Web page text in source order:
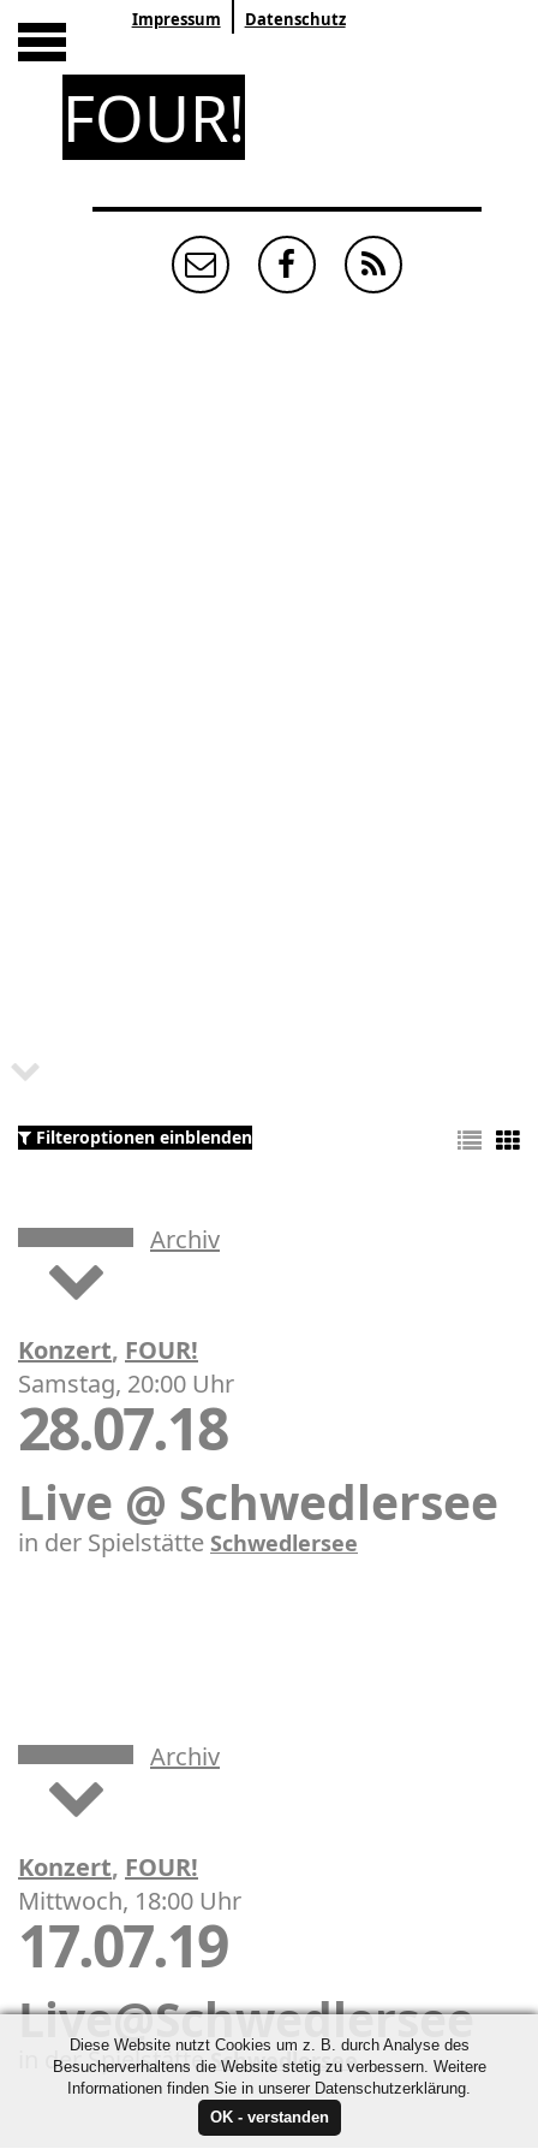
Impressum Datenschutz
FOUR!
Filteroptionen einblenden
Konzert, FOUR!
Archiv
Samstag, 20:00 Uhr
28.07.18
Live @ Schwedlersee
in der Spielstätte Schwedlersee
Konzert, FOUR!
Archiv
Mittwoch, 18:00 Uhr
17.07.19
Live@Schwedlersee
in der SpielstätteSchwedlersee
Diese Website nutzt Cookies um z. B. durch Analyse des
Besucherverhaltens die Website stetig zu verbessern. Weitere
Informationen finden Sie in unserer Datenschutzerklärung.